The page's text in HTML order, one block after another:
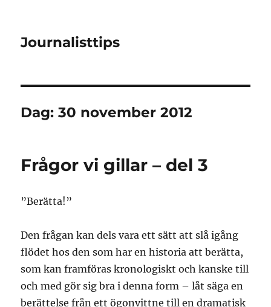
Journalisttips
Dag:30 november 2012
Frågor vi gillar – del 3
”Berätta!”
Den frågan kan dels vara ett sätt att slå igång
flödet hos den som har en historia att berätta,
som kan framföras kronologiskt och kanske till
och med gör sig bra i denna form – låt säga en
berättelse från ett ögonvittne till en dramatisk